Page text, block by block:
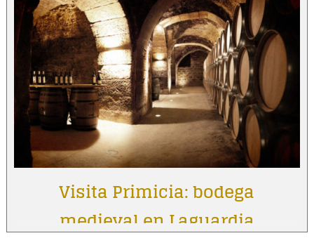
Visita Primicia: bodega
medieval en Laguardia